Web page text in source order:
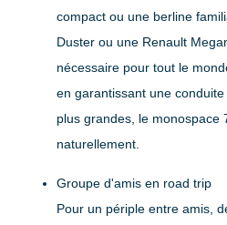
compact ou une berline
Duster ou une Renault
nécessaire pour tout le
en garantissant une
plus grandes, le monospace
naturellement.
Groupe d'amis en road trip
Pour un périple entre amis,